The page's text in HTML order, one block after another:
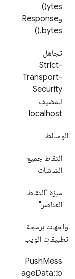
ytes()
وResponse
.bytes()
تجاهل
Strict-
Transport-
Security
للمضيف
localhost
الوسائط
التقاط جميع
الشاشات
ميزة "التقاط
العناصر"
واجهات برمجة
تطبيقات الويب
PushMess
ageData::b